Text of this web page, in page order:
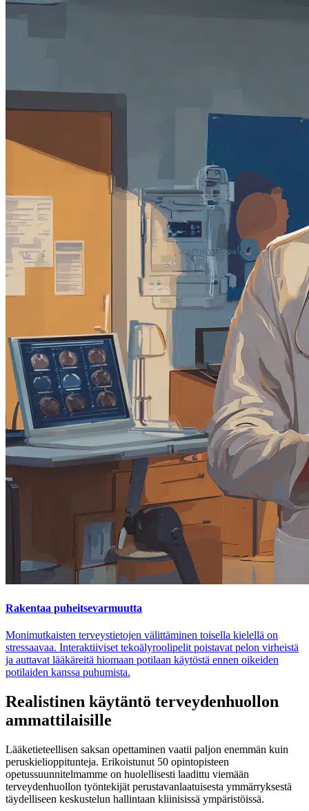
Rakentaa puheitsevarmuutta
Monimutkaisten terveystietojen välittäminen toisella kielellä on
stressaavaa. Interaktiiviset tekoälyroolipelit poistavat pelon virheistä
ja auttavat lääkäreitä hiomaan potilaan käytöstä ennen oikeiden
potilaiden kanssa puhumista.
Realistinen käytäntö terveydenhuollon
ammattilaisille
Lääketieteellisen saksan opettaminen vaatii paljon enemmän kuin
peruskielioppitunteja. Erikoistunut 50 opintopisteen
opetussuunnitelmamme on huolellisesti laadittu viemään
terveydenhuollon työntekijät perustavanlaatuisesta ymmärryksestä
täydelliseen keskustelun hallintaan kliinisissä ympäristöissä.